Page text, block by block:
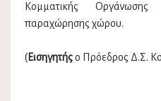
Κομματικής
παραχώρησης χώρου.
(Εισηγητήςο Πρόεδρος Δ.Σ.